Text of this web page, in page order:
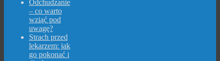
Odchudzanie
– co warto
wziąć pod
uwagę?
Strach przed
lekarzem: jak
go pokonać i